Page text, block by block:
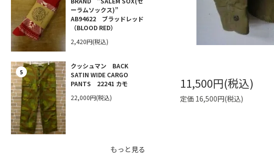
ーラムソックス)”
AB94622 ブラッドレッド
（BLOOD RED）
2,420円(税込)
5
クッシュマン BACK
SATIN WIDE CARGO
PANTS 22241 カモ
22,000円(税込)
もっと見る
11,500円(税込)
定価 16,500円(税込)